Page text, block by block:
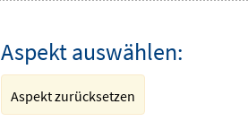
Aspekt auswählen:
Aspekt zurücksetzen